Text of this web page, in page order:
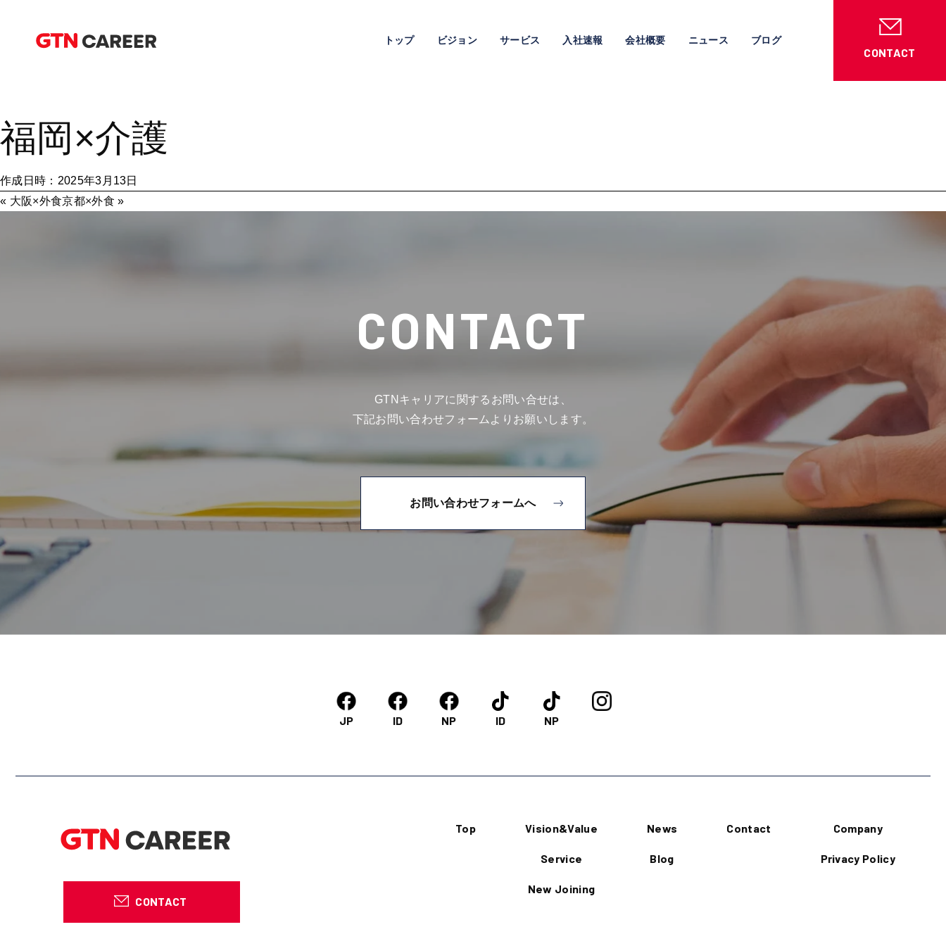
トップ ビジョン サービス 入社速報 会社概要 ニュース ブログ
CONTACT
福岡×介護
作成日時：2025年3月13日
« 大阪×外食京都×外食 »
CONTACT
GTNキャリアに関するお問い合せは、
下記お問い合わせフォームよりお願いします。
お問い合わせフォームへ
JP ID NP ID NP
CONTACT
Top Vision&Value
Service
New Joining
News
Blog
Contact Company
Privacy Policy